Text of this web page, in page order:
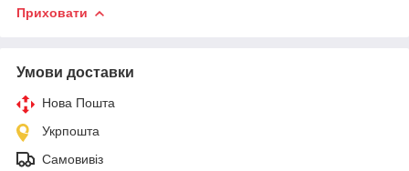
Приховати
Умови доставки
Нова Пошта
Укрпошта
Самовивіз